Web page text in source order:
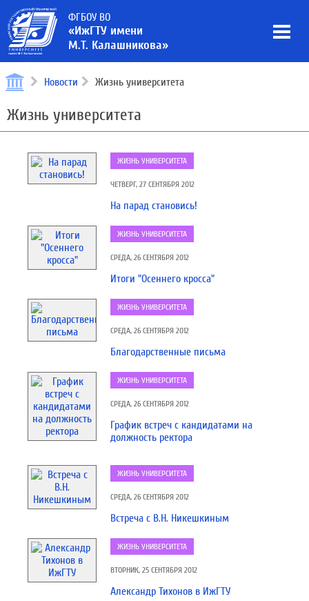
ФГБОУ ВО
«ИжГТУ имени
М.Т. Калашникова»
Новости Жизнь университета
Жизнь университета
ЖИЗНЬ УНИВЕРСИТЕТА
ЧЕТВЕРГ, 27 СЕНТЯБРЯ 2012
На парад становись!
ЖИЗНЬ УНИВЕРСИТЕТА
СРЕДА, 26 СЕНТЯБРЯ 2012
Итоги "Осеннего кросса"
ЖИЗНЬ УНИВЕРСИТЕТА
СРЕДА, 26 СЕНТЯБРЯ 2012
Благодарственные письма
ЖИЗНЬ УНИВЕРСИТЕТА
СРЕДА, 26 СЕНТЯБРЯ 2012
График встреч с кандидатами на
должность ректора
ЖИЗНЬ УНИВЕРСИТЕТА
СРЕДА, 26 СЕНТЯБРЯ 2012
Встреча с В.Н. Никешкиным
ЖИЗНЬ УНИВЕРСИТЕТА
ВТОРНИК, 25 СЕНТЯБРЯ 2012
Александр Тихонов в ИжГТУ